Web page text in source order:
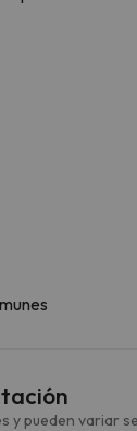
y pueden variar